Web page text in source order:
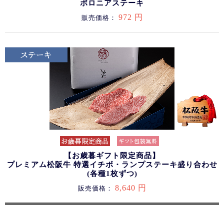
ボロニアステーキ
販売価格： 972 円
【お歳暮ギフト限定商品】
プレミアム松阪牛 特選イチボ・ランプステーキ盛り合わせ
(各種1枚ずつ)
販売価格： 8,640 円